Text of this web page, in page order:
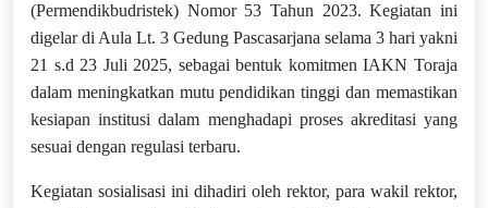
(Permendikbudristek) Nomor 53 Tahun 2023. Kegiatan ini
digelar di Aula Lt. 3 Gedung Pascasarjana selama 3 hari yakni
21 s.d 23 Juli 2025, sebagai bentuk komitmen IAKN Toraja
dalam meningkatkan mutu pendidikan tinggi dan memastikan
kesiapan institusi dalam menghadapi proses akreditasi yang
sesuai dengan regulasi terbaru.
Kegiatan sosialisasi ini dihadiri oleh rektor, para wakil rektor,